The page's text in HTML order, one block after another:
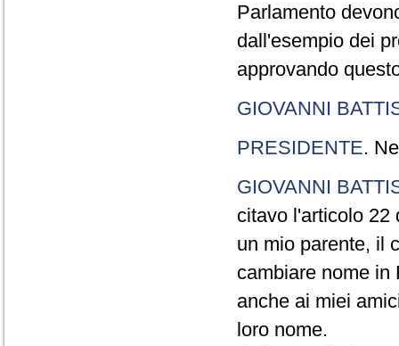
Parlamento
dall'esempio dei
approvando
GIOVANNI
PRESIDENTE.
GIOVANNI
citavo l'articolo 22
un mio parente, il
cambiare nome in
anche ai miei
loro nome.